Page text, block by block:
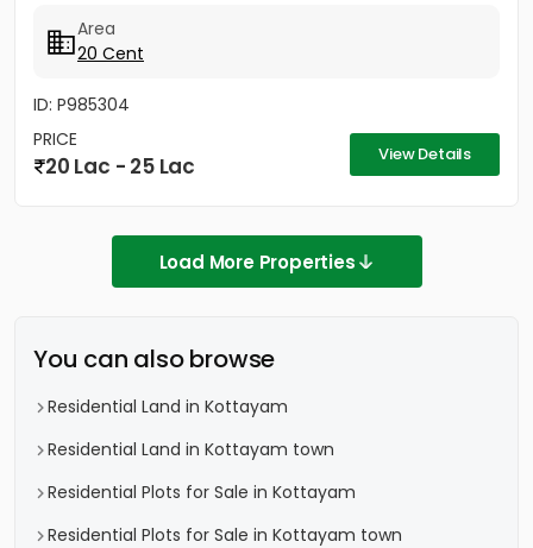
Area
20 Cent
ID: P985304
PRICE
20 Lac - 25 Lac View Details
Load More Properties
You can also browse
Residential Land in Kottayam
Residential Land in Kottayam town
Residential Plots for Sale in Kottayam
Residential Plots for Sale in Kottayam town